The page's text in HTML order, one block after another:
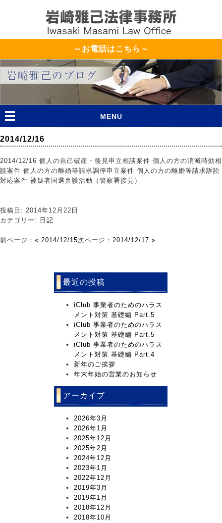
～お電話はこちら～
MENU
2014/12/16
2014/12/16 個人の自己破産・後見申立相談案件 個人の方の消滅時効相
談案件 個人の方の離婚等請求調停申立案件 個人の方の離婚等請求訴訟
対応案件 被疑者国選弁護活動（警察署接見）
投稿日: 2014年12月22日
カテゴリー: 日記
前ページ： « 2014/12/15次ページ： 2014/12/17 »
最近の投稿
iClub 事業者のためのハラス
メント対策 基礎編 Part.5
iClub 事業者のためのハラス
メント対策 基礎編 Part.5
iClub 事業者のためのハラス
メント対策 基礎編 Part.4
新年のご挨拶
年末年始の営業のお知らせ
アーカイブ
2026年3月
2026年1月
2025年12月
2025年2月
2024年12月
2023年1月
2022年12月
2019年3月
2019年1月
2018年12月
2018年10月